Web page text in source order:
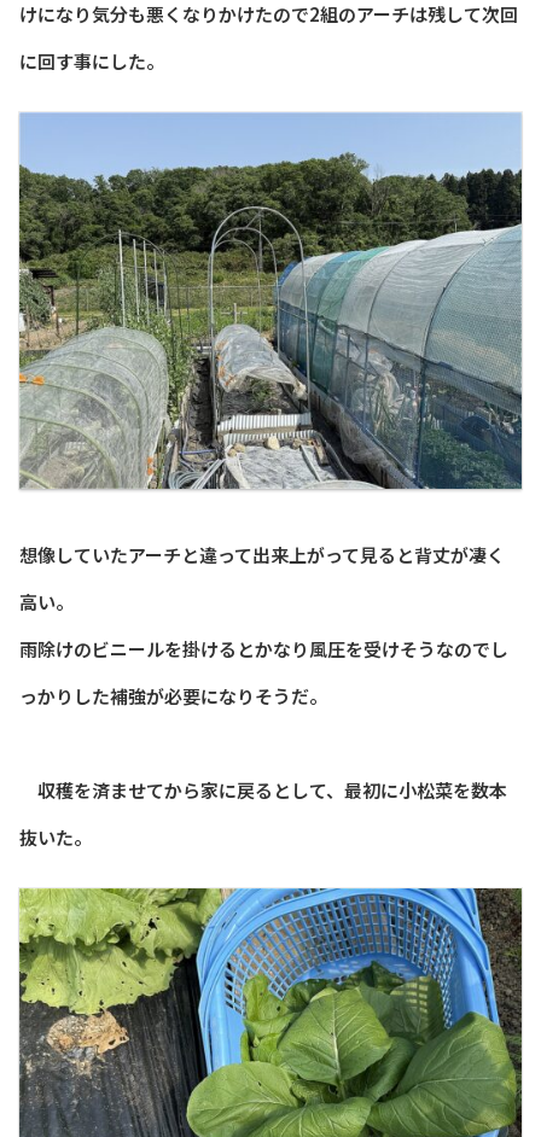
けになり気分も悪くなりかけたので2組のアーチは残して次回
に回す事にした。
想像していたアーチと違って出来上がって見ると背丈が凄く
高い。
雨除けのビニールを掛けるとかなり風圧を受けそうなのでし
っかりした補強が必要になりそうだ。
収穫を済ませてから家に戻るとして、最初に小松菜を数本
抜いた。